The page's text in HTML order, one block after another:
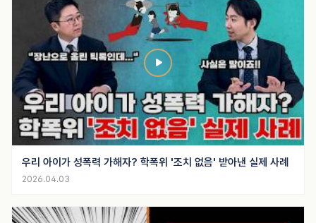
우리 아이가 성폭력 가해자? 학폭위 '조치 없음' 받아낸 실제 사례
2026.04.03